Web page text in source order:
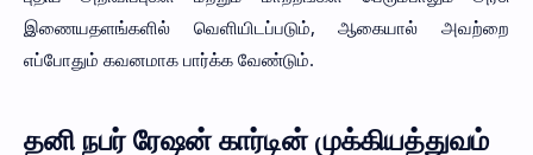
இணையதளங்களில் வெளியிடப்படும், ஆகையால் அவற்றை
எப்போதும் கவனமாக பார்க்க வேண்டும்.
தனி நபர் ரேஷன் கார்டின் முக்கியத்துவம்